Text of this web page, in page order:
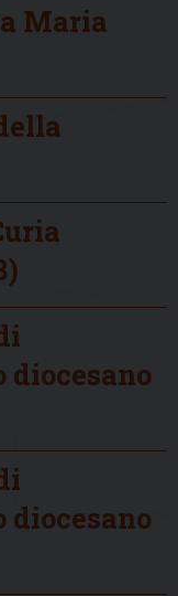
Maria
diocesano
diocesano